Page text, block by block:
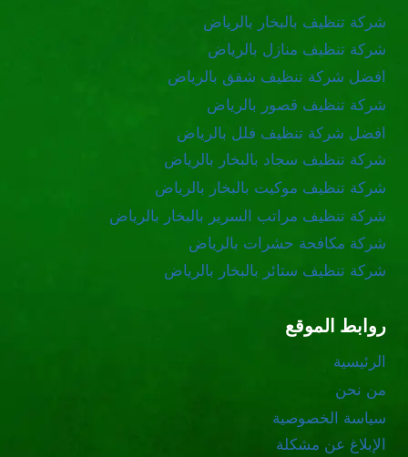
شركة تنظيف بالبخار بالرياض
شركة تنظيف منازل بالرياض
افضل شركة تنظيف شقق بالرياض
شركة تنظيف قصور بالرياض
افضل شركة تنظيف فلل بالرياض
شركة تنظيف سجاد بالبخار بالرياض
شركة تنظيف موكيت بالبخار بالرياض
شركة تنظيف مراتب السرير بالبخار بالرياض
شركة مكافحة حشرات بالرياض
شركة تنظيف ستائر بالبخار بالرياض
روابط الموقع
الرئيسية
من نحن
سياسة الخصوصية
الإبلاغ عن مشكلة